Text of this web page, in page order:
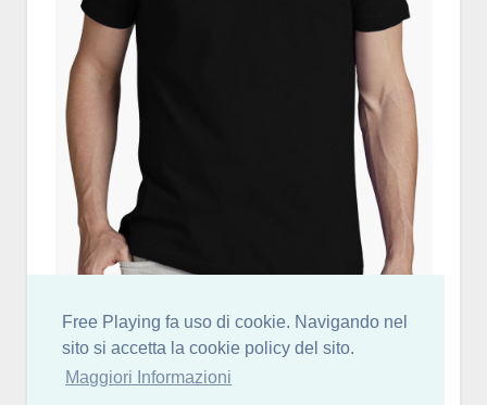
Free Playing fa uso di cookie. Navigando nel
sito si accetta la cookie policy del sito.
Maggiori Informazioni